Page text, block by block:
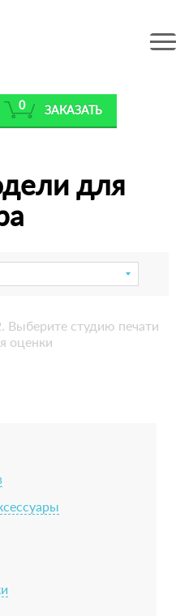
Toggle
ЗАКАЗАТЬ
0
для
Выберите студию печати
оценки